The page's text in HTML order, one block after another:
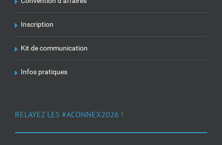
Inscription
Kit de communication
Infos pratiques
RELAYEZ LES #ACONNEX2026 !